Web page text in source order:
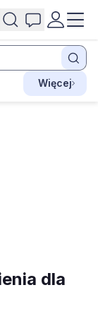
Więcej
dla